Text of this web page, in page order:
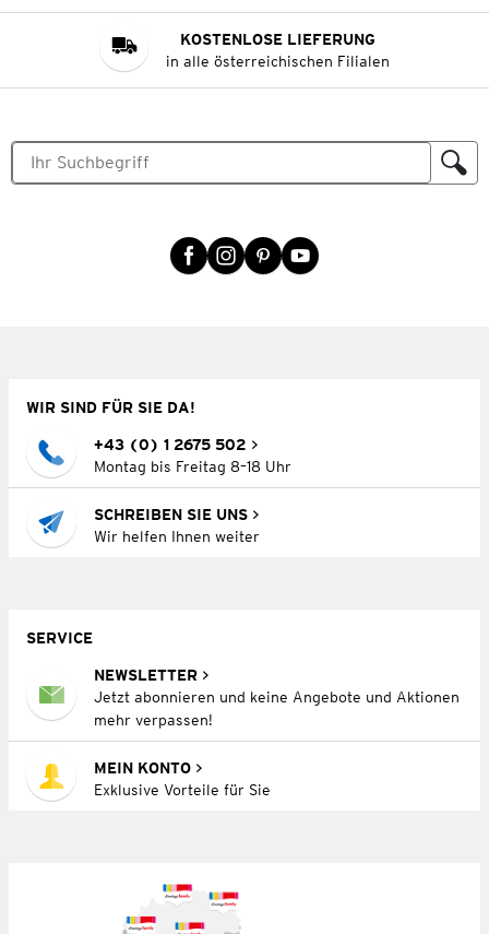
KOSTENLOSE LIEFERUNG
in alle österreichischen Filialen
WIR SIND FÜR SIE DA!
+43 (0) 1 2675 502
Montag bis Freitag 8–18 Uhr
SCHREIBEN SIE UNS
Wir helfen Ihnen weiter
SERVICE
NEWSLETTER
Jetzt abonnieren und keine Angebote und Aktionen
mehr verpassen!
MEIN KONTO
Exklusive Vorteile für Sie